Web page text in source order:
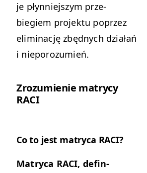
je płyn­niejszym prze­
biegiem pro­jek­tu poprzez
elim­i­nację zbęd­nych dzi­ałań
i nieporozumień.
Zrozu­mie­nie matrycy
RACI
Co to jest matryca RACI?
Matryca RACI, defin­